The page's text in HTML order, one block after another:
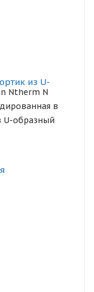
Ntherm N
в
U-образный